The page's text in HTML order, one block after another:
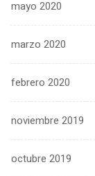
mayo 2020
marzo 2020
febrero 2020
noviembre 2019
octubre 2019